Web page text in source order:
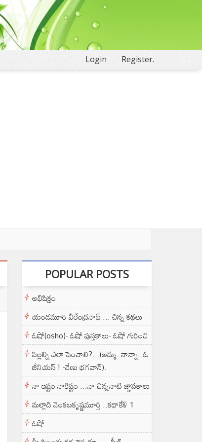
Login Register.
POPULAR POSTS
అభిషిక్తం
యండమూరి వీరేంద్రనాథ్ ... చిన్న కథలు
ఓషో(osho)- ఓషో పుస్తకాలు- ఓషో గురించి
పిల్లల్ని ఎలా పెంచాలి?...(అమ్మ..నాన్నా..ఓ
జీనియస్ ! -వేణు భగవాన్).
నా ఇష్టం నాకిష్టం ...నా చిన్ననాటి జ్ఞాపకాలు
మల్లాది వెంకటకృష్ణమూర్తి ..కథాకేళి 1
ఓషో